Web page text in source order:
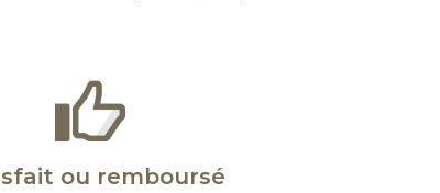
ou remboursé